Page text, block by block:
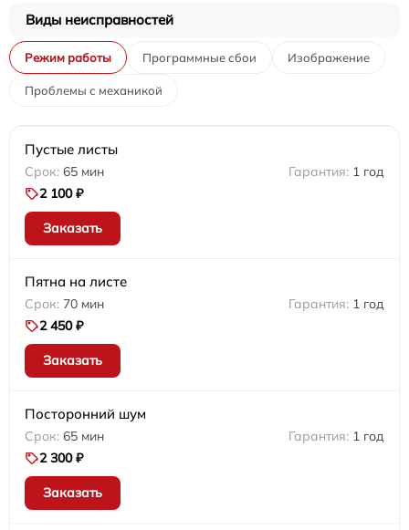
Виды неисправностей
Режим работы Программные сбои Изображение
Проблемы с механикой
Пустые листы
65 мин
1 год
2 100 ₽
Заказать
Пятна на листе
70 мин
1 год
2 450 ₽
Заказать
Посторонний шум
65 мин
1 год
2 300 ₽
Заказать